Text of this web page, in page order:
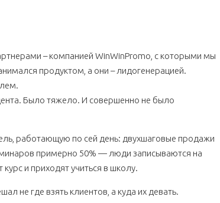
– компанией WinWinPromo, с которыми мы
продуктом, а они – лидогенерацией.
Было тяжело. И совершенно не было
работающую по сей день: двухшаговые продажи
примерно 50% — люди записываются на
и приходят учиться в школу.
не где взять клиентов, а куда их девать.